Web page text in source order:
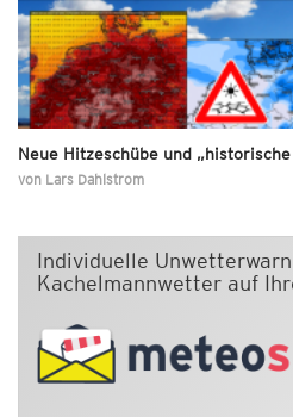
Neue Hitzeschübe und
von Lars Dahlstrom
Individuelle
Kachelmannwetter auf